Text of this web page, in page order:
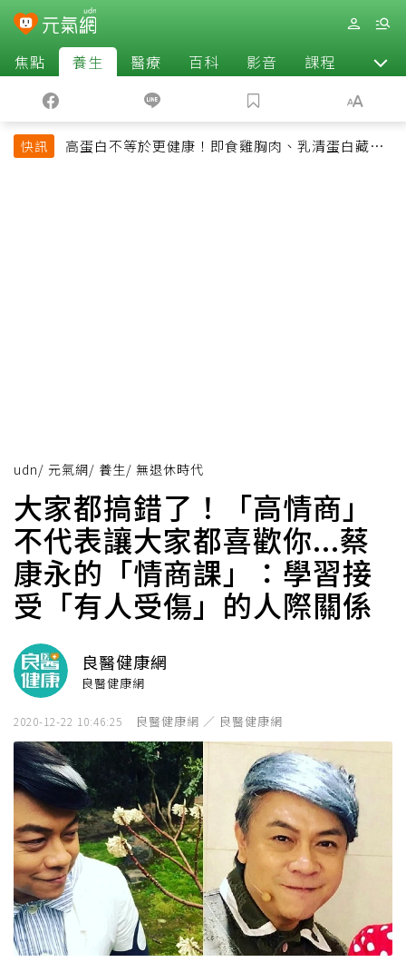
焦點 養生 醫療 百科 影音 課程 退休
快訊
高蛋白不等於更健康！即食雞胸肉、乳清蛋白藏陷
udn/ 元氣網/ 養生/ 無退休時代
大家都搞錯了！「高情商」
不代表讓大家都喜歡你...蔡
康永的「情商課」：學習接
受「有人受傷」的人際關係
良醫健康網
良醫健康網
2020-12-22 10:46:25 良醫健康網 ／ 良醫健康網